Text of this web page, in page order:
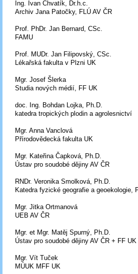
Ing. Ivan Chvatík, Dr.h.c.
Archiv Jana Patočky, FLÚ AV ČR
Prof. PhDr. Jan Bernard, CSc.
FAMU
Prof. MUDr. Jan Filipovský, CSc.
Lékařská fakulta v Plzni UK
Mgr. Josef Šlerka
Studia nových médií, FF UK
doc. Ing. Bohdan Lojka, Ph.D.
katedra tropických plodin a agrolesnictví
Mgr. Anna Vanclová
Přírodovědecká fakulta UK
Mgr. Kateřina Čapková, Ph.D.
Ústav pro soudobé dějiny AV ČR
RNDr. Veronika Smolková, Ph.D.
Katedra fyzické geografie a geoekologie,
Mgr. Jitka Ortmanová
UEB AV ČR
Mgr. et Mgr. Matěj Spurný, Ph.D.
Ústav pro soudobé dějiny AV ČR + FF UK
Mgr. Vít Tuček
MÚUK MFF UK